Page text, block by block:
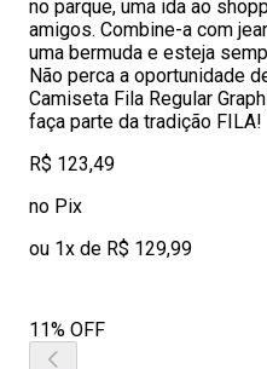
no parque, uma ida ao
amigos. Combine-a com
uma bermuda e esteja
Não perca a oportunidade
Camiseta Fila Regular
faça parte da tradição FILA!
R$ 123,49
no Pix
ou 1x de R$ 129,99
11% OFF